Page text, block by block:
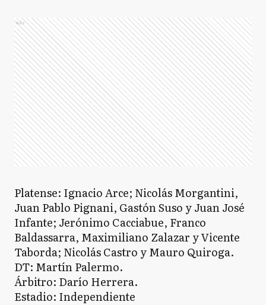
Ads
Platense: Ignacio Arce; Nicolás Morgantini,
Juan Pablo Pignani, Gastón Suso y Juan José
Infante; Jerónimo Cacciabue, Franco
Baldassarra, Maximiliano Zalazar y Vicente
Taborda; Nicolás Castro y Mauro Quiroga.
DT: Martín Palermo.
Árbitro: Darío Herrera.
Estadio: Independiente